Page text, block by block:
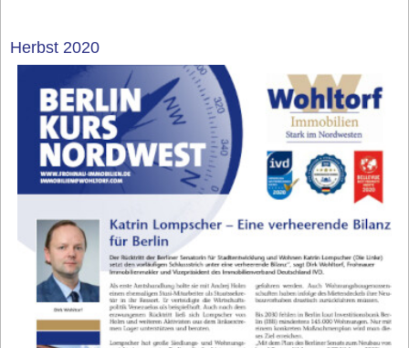
Herbst 2020